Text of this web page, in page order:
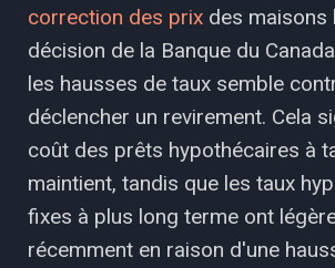
correction des prix des maisons
décision de la Banque du
les hausses de taux semble
déclencher un revirement. Cela
coût des prêts hypothécaires à
maintient, tandis que les taux
fixes à plus long terme ont
récemment en raison d'une